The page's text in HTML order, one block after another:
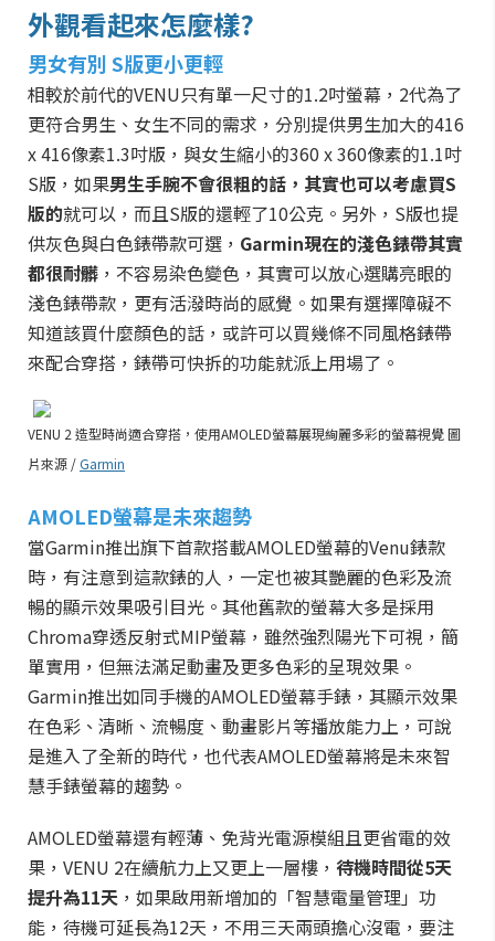
外觀看起來怎麼樣?
男女有別 S版更小更輕
相較於前代的VENU只有單一尺寸的1.2吋螢幕，2代為了
更符合男生、女生不同的需求，分別提供男生加大的416
x 416像素1.3吋版，與女生縮小的360 x 360像素的1.1吋
S版，如果男生手腕不會很粗的話，其實也可以考慮買S
版的就可以，而且S版的還輕了10公克。另外，S版也提
供灰色與白色錶帶款可選， Garmin現在的淺色錶帶其實
都很耐髒 ，不容易染色變色，其實可以放心選購亮眼的
淺色錶帶款，更有活潑時尚的感覺。如果有選擇障礙不
知道該買什麼顏色的話，或許可以買幾條不同風格錶帶
來配合穿搭，錶帶可快拆的功能就派上用場了。
VENU 2 造型時尚適合穿搭，使用AMOLED螢幕展現絢麗多彩的螢幕視覺 圖
片來源 /Garmin
AMOLED螢幕是未來趨勢
當Garmin推出旗下首款搭載AMOLED螢幕的Venu錶款
時，有注意到這款錶的人，一定也被其艷麗的色彩及流
暢的顯示效果吸引目光。其他舊款的螢幕大多是採用
Chroma穿透反射式MIP螢幕，雖然強烈陽光下可視，簡
單實用，但無法滿足動畫及更多色彩的呈現效果。
Garmin推出如同手機的AMOLED螢幕手錶，其顯示效果
在色彩、清晰、流暢度、動畫影片等播放能力上，可說
是進入了全新的時代，也代表AMOLED螢幕將是未來智
慧手錶螢幕的趨勢。
AMOLED螢幕還有輕薄、免背光電源模組且更省電的效
果， VENU 2在續航力上又更上一層樓， 待機時間從5天
提升為11天 ，如果啟用新增加的「智慧電量管理」功
能，待機可延長為12天，不用三天兩頭擔心沒電，要注